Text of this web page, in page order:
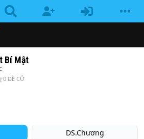
Bí Mật
0 ĐỀ CỬ
DS.Chương